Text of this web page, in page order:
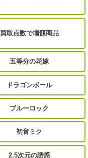
買取点数で増額商品
五等分の花嫁
ドラゴンボール
ブルーロック
初音ミク
2.5次元の誘惑